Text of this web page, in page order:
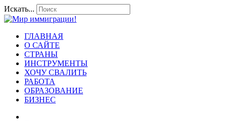
Искать...
ГЛАВНАЯ
О САЙТЕ
СТРАНЫ
ИНСТРУМЕНТЫ
ХОЧУ СВАЛИТЬ
РАБОТА
ОБРАЗОВАНИЕ
БИЗНЕС